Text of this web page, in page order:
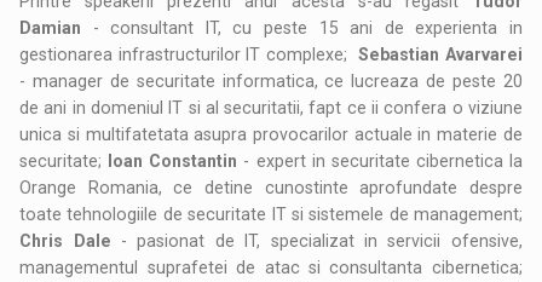
Damian - consultant IT, cu peste 15 ani de experienta in
gestionarea infrastructurilor IT complexe;Sebastian Avarvarei
- manager de securitate informatica, ce lucreaza de peste 20
de ani in domeniul IT si al securitatii, fapt ce ii confera o viziune
unica si multifatetata asupra provocarilor actuale in materie de
securitate;
Ioan Constantin - expert in securitate cibernetica la
Orange Romania, ce detine cunostinte aprofundate despre
toate tehnologiile de securitate IT si sistemele de management;
Chris Dale - pasionat de IT, specializat in servicii ofensive,
managementul suprafetei de atac si consultanta cibernetica;